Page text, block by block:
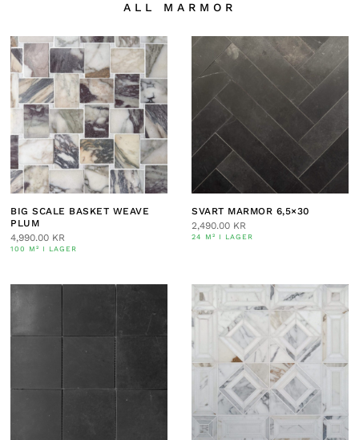
ALL MARMOR
BIG SCALE BASKET WEAVE
PLUM
4,990.00 KR
100 M² I LAGER
SVART MARMOR 6,5×30
2,490.00 KR
24 M² I LAGER